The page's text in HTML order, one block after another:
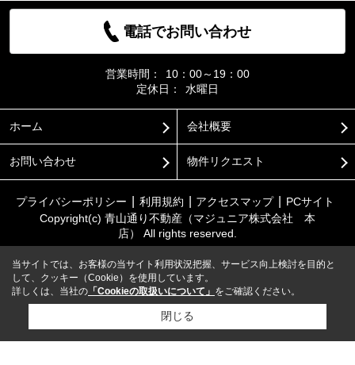
電話でお問い合わせ
営業時間：
10：00～19：00
定休日：
水曜日
ホーム 会社概要
お問い合わせ 物件リクエスト
プライバシーポリシー 利用規約 アクセスマップ
PCサイト
Copyright(c) 青山通り不動産（マジュニア株式会社 本
店） All rights reserved.
当サイトでは、お客様の当サイト利用状況把握、サービス向上検討を目的と
して、クッキー（Cookie）を使用しています。
詳しくは、当社の 「Cookieの取扱いについて」 をご確認ください。
閉じる